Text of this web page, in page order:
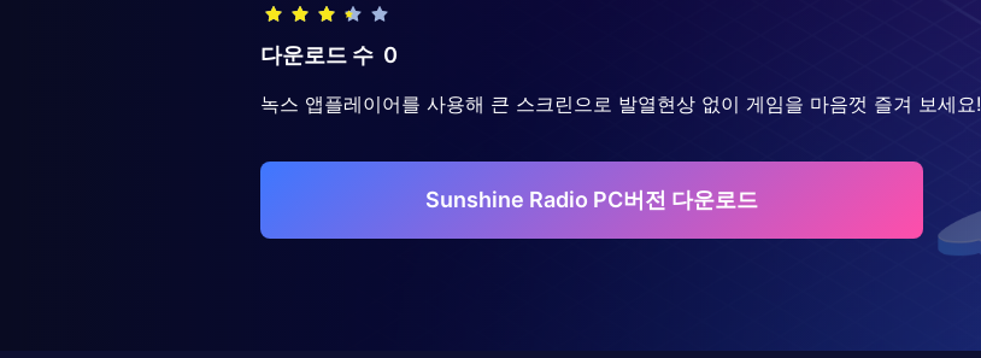
다운로드 수 0
녹스 앱플레이어를 사용해 큰 스크린으로 발열현상 없이 게임을 마음껏 즐겨 보세요!
Sunshine Radio PC버전 다운로드